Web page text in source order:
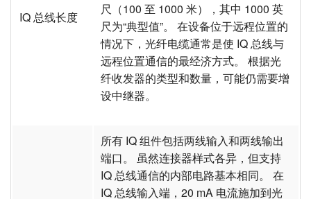
IQ 总线长度
尺（100 至 1000 米），其中 1000 英
尺为“典型值”。 在设备位于远程位置的
情况下，光纤电缆通常是使 IQ 总线与
远程位置通信的最经济方式。 根据光
纤收发器的类型和数量，可能仍需要增
设中继器。
所有 IQ 组件包括两线输入和两线输出
端口。 虽然连接器样式各异，但支持
IQ 总线通信的内部电路基本相同。 在
IQ 总线输入端，20 mA 电流施加到光